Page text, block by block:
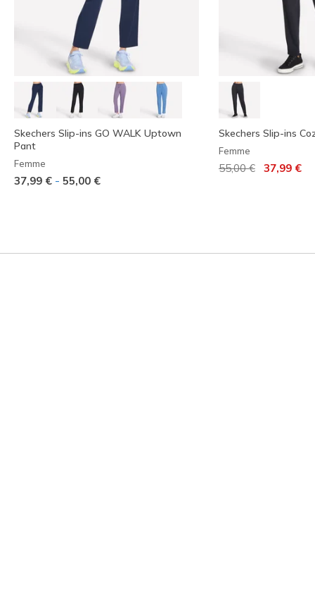
Skechers Slip-ins GO WALK Uptown
Pant
Femme
37,99 € - 55,00 €
Skechers Slip-ins
Femme
Prix réduit de
55,00 €à 37,99 €